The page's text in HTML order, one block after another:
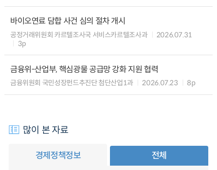
바이오연료 담합 사건 심의 절차 개시
공정거래위원회 카르텔조사국 서비스카르텔조사과
2026.07.31
3p
금융위-산업부, 핵심광물 공급망 강화 지원 협력
금융위원회 국민성장펀드추진단 첨단산업1과 2026.07.23 8p
많이 본 자료
경제정책정보 전체